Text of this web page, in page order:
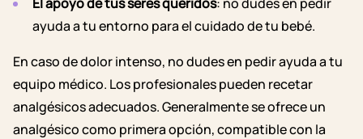
ayuda a tu entorno para el cuidado de tu bebé.
En caso de dolor intenso, no dudes en pedir ayuda a tu
equipo médico. Los profesionales pueden recetar
analgésicos adecuados. Generalmente se ofrece un
analgésico como primera opción, compatible con la